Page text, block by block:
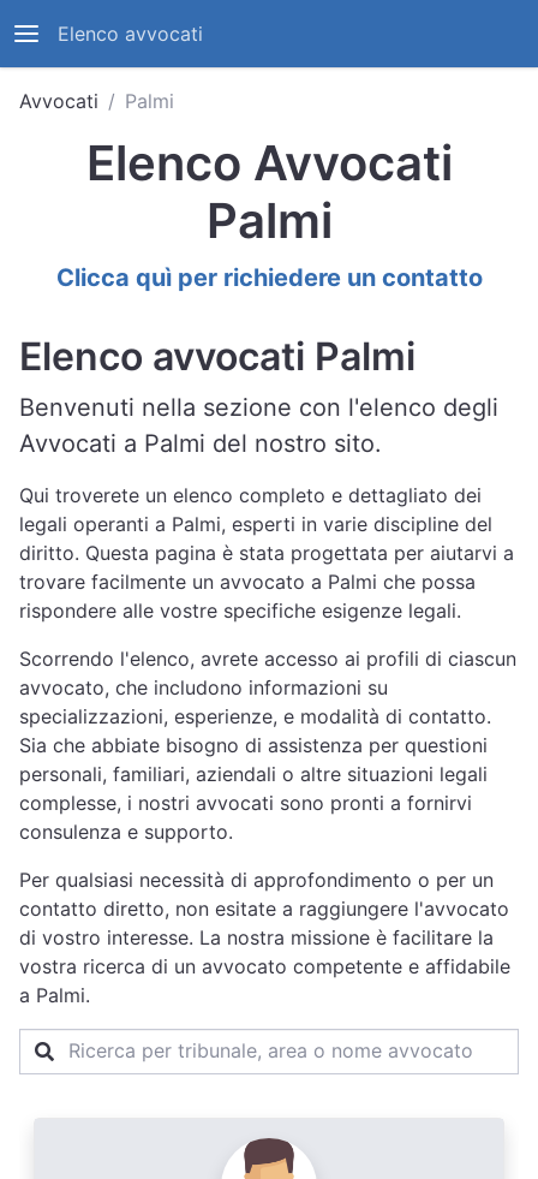
Elenco avvocati
Avvocati Palmi
Elenco Avvocati
Palmi
Clicca quì per richiedere un contatto
Elenco avvocati Palmi
Benvenuti nella sezione con l'elenco degli
Avvocati a Palmi del nostro sito.
Qui troverete un elenco completo e dettagliato dei
legali operanti a Palmi, esperti in varie discipline del
diritto. Questa pagina è stata progettata per aiutarvi a
trovare facilmente un avvocato a Palmi che possa
rispondere alle vostre specifiche esigenze legali.
Scorrendo l'elenco, avrete accesso ai profili di ciascun
avvocato, che includono informazioni su
specializzazioni, esperienze, e modalità di contatto.
Sia che abbiate bisogno di assistenza per questioni
personali, familiari, aziendali o altre situazioni legali
complesse, i nostri avvocati sono pronti a fornirvi
consulenza e supporto.
Per qualsiasi necessità di approfondimento o per un
contatto diretto, non esitate a raggiungere l'avvocato
di vostro interesse. La nostra missione è facilitare la
vostra ricerca di un avvocato competente e affidabile
a Palmi.